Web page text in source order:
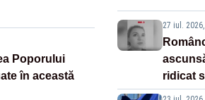
Poporului
în această
27 iul.
ridicat